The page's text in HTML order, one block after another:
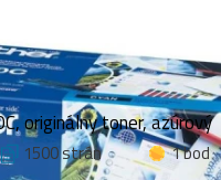
originálny toner, azúrový
1500 strán
1 bod